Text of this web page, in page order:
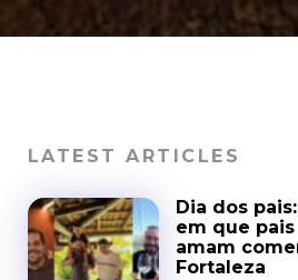
LATEST ARTICLES
Dia dos
em que
amam
Fortaleza